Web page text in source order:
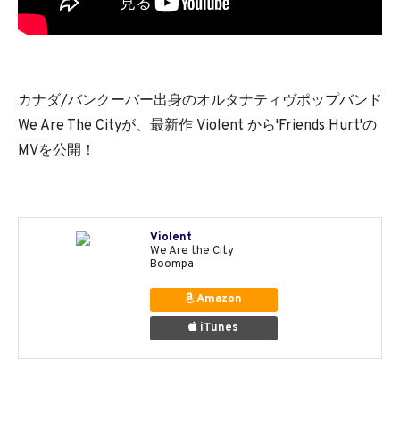
カナダ/バンクーバー出身のオルタナティヴポップバンド
We Are The Cityが、最新作 Violent から'Friends Hurt'の
MVを公開！
Violent
We Are the City
Boompa
Amazon
iTunes